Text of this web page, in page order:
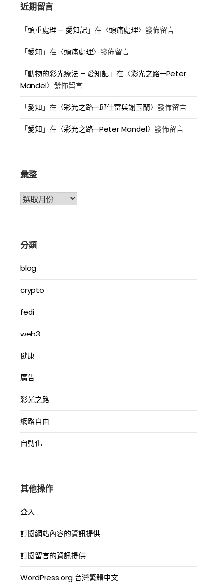
近期留言
「頭重處理 – 愛知記」在〈頭痛處理〉發佈留言
「愛知 」在〈頭痛處理〉發佈留言
「動物的彩光療法 – 愛知記」在〈彩光之路—Peter
Mandel〉發佈留言
「愛知 」在〈彩光之路—邱仕富與謝玉蘭〉發佈留言
「愛知 」在〈彩光之路—Peter Mandel〉發佈留言
彙整
彙
分類
blog
crypto
fedi
web3
健康
廣告
彩光之路
網路自由
自動化
其他操作
登入
訂閱網站內容的資訊提供
訂閱留言的資訊提供
WordPress.org 台灣繁體中文